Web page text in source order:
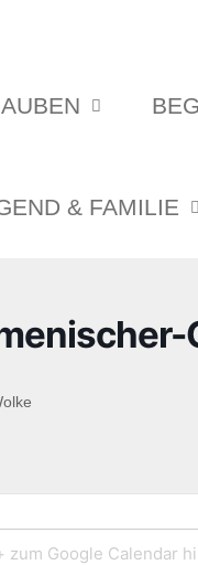
& FAMILIE
zum Google Calendar